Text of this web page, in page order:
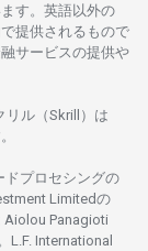
す。 英語以外の
提供さ れるもので
サービスの提供や
リル （Skrill）は
ドプロセシングの
Limitedの
Aiolou Panagioti
L.F. International